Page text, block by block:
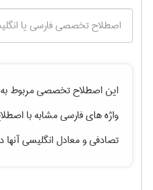
این اصطلاح تخصصی مربوط
واژه های فارسی مشابه با
تصادفیو معادل انگلیسی